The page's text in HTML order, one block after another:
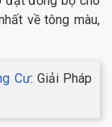
về tông màu,
Cư: Giải Pháp